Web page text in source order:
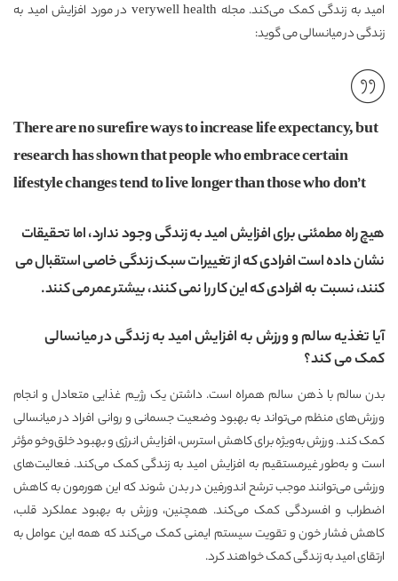
امید به زندگی کمک می‌کند.مجله verywell health
در مورد افزایش امید به
زندگی در میانسالی می گوید:
There are no surefire ways to increase life expectancy, but
research has shown that people who embrace certain
lifestyle changes tend to live longer than those who don’t
هیچ راه مطمئنی برای افزایش امید به زندگی وجود ندارد، اما تحقیقات
نشان داده است افرادی که از تغییرات سبک زندگی خاصی استقبال می
کنند، نسبت به افرادی که این کار را نمی کنند، بیشتر عمر می کنند.
آیا تغذیه سالم و ورزش به افزایش امید به زندگی در میانسالی
کمک می کند؟
بدن سالم با ذهن سالم همراه است. داشتن یک رژیم غذایی متعادل و انجام
ورزش‌های منظم می‌تواند به بهبود وضعیت جسمانی و روانی افراد در میانسالی
کمک کند. ورزش به‌ویژه برای کاهش استرس، افزایش انرژی و بهبود خلق‌وخو مؤثر
است و به‌طور غیرمستقیم به افزایش امید به زندگی کمک می‌کند. فعالیت‌های
ورزشی می‌توانند موجب ترشح اندورفین در بدن شوند که این هورمون به کاهش
اضطراب و افسردگی کمک می‌کند. همچنین، ورزش به بهبود عملکرد قلب،
کاهش فشار خون و تقویت سیستم ایمنی کمک می‌کند که همه این عوامل به
ارتقای امید به زندگی کمک خواهند کرد.